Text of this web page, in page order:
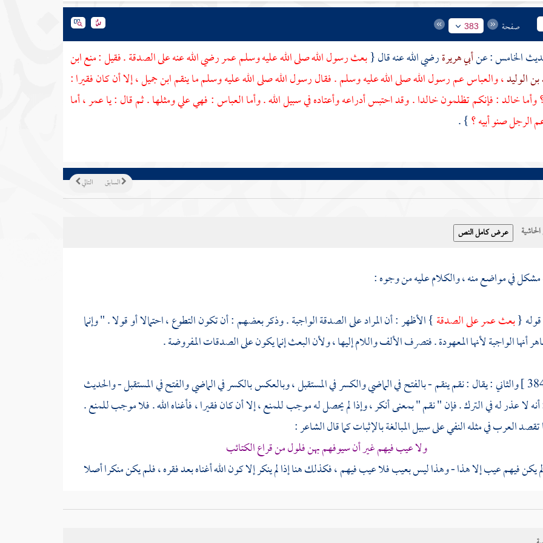
صفحة 383
أبي هريرةرضي الله عنه قال {بعث رسول الله صلى الله عليه وسلمعمررضي الله عنه على الصدقة . فقيل : منعابن
الوليد،والعباسعم رسول الله صلى الله عليه وسلم . فقال رسول الله صلى الله عليه وسلم ما ينقمابن جميل، إلا أن كان فقيرا :
وأماخالد: فإنكم تظلمونخالدا. وقد احتبس أدراعه وأعتاده في سبيل الله . وأماالعباس: فهي علي ومثلها . ثم قال : ياعمر، أما
صنو أبيه ؟} .
التالي السابق
في مواضع منه ، والكلام عليه من وجوه :
{بعثعمرعلى الصدقة} الأظهر : أن المراد على الصدقة الواجبة . وذكر بعضهم : أن تكون التطوع ، احتمالا أو قولا . " وإنما
أنها الواجبة لأنها المعهودة . فتصرف الألف واللام إليها ، ولأن البعث إنما يكون على الصدقات المفروضة .
والثاني : يقال : نقم ينقم - بالفتح في الماضي والكسر في المستقبل ، وبالعكس بالكسر في الماضي والفتح في المستقبل - والحديث
لا عذر له في الترك . فإن " نقم " بمعنى أنكر ، وإذا لم يحصل له موجب للمنع ، إلا أن كان فقيرا ، فأغناه الله . فلا موجب للمنع .
العرب في مثله النفي على سبيل المبالغة بالإثبات كما قال الشاعر :
ولا عيب فيهم غير أن سيوفهم بهن فلول من قراع الكتائب
يكن فيهم عيب إلا هذا - وهذا ليس بعيب فلا عيب فيهم ، فكذلك هنا إذا لم ينكر إلا كون الله أغناه بعد فقره ، فلم يكن منكرا أصلا
" العتاد " ما أعد الرجل من السلاح والدواب وآلات الحرب . وقد وقع في هذه الرواية " أعتاده " وفي أخرى " أعتده " واختلف فيها